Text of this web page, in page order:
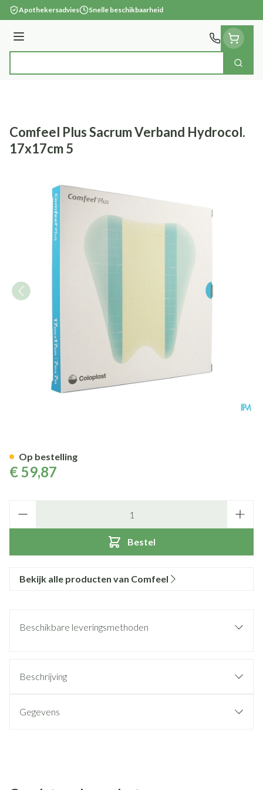
Ga naar de inhoud
Apothekersadvies Snelle beschikbaarheid
Menu
Zoek
Comfeel Plus Sacrum Verband Hydrocol.
17x17cm 5
€ 59,87
Bestel
Op bestelling
Bekijk alle producten van Comfeel
Beschikbare leveringsmethoden
Beschrijving
Gegevens